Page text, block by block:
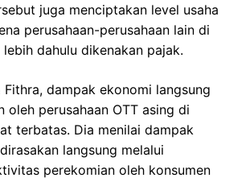
juga menciptakan level usaha
perusahaan-perusahaan lain di
dahulu dikenakan pajak.
Fithra, dampak ekonomi langsung
oleh perusahaan OTT asing di
terbatas. Dia menilai dampak
langsung melalui
perekomian oleh konsumen